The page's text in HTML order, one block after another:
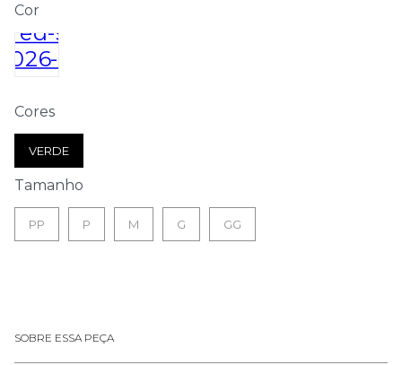
Cor
Cores
VERDE
Tamanho
PP P M G GG
SOBRE ESSA PEÇA